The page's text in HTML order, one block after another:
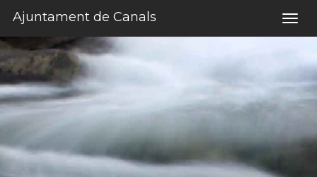
Ajuntament de Canals